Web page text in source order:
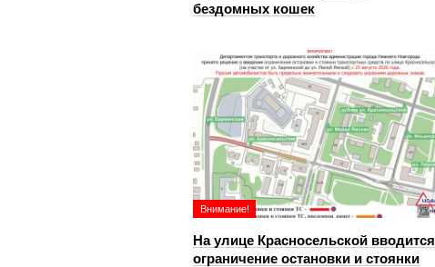
бездомных кошек
Внимание!
На улице Красносельской вводится
ограничение остановки и стоянки